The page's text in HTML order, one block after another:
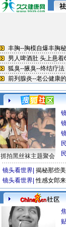
抓拍黑丝袜主题聚会
镜头看世界 揭秘那些
镜头看世界 性感女郎